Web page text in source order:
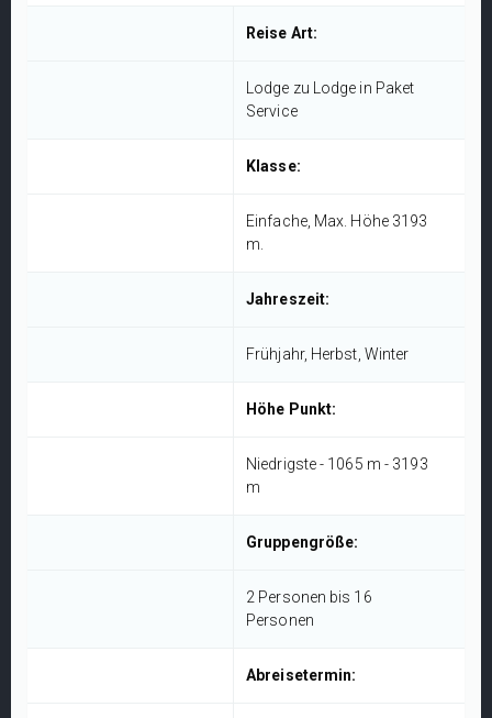
Reise Art:
Lodge zu Lodge in Paket
Service
Klasse:
Einfache, Max. Höhe 3193
m.
Jahreszeit:
Frühjahr, Herbst, Winter
Höhe Punkt:
Niedrigste - 1065 m - 3193
m
Gruppengröße:
2 Personen bis 16
Personen
Abreisetermin: